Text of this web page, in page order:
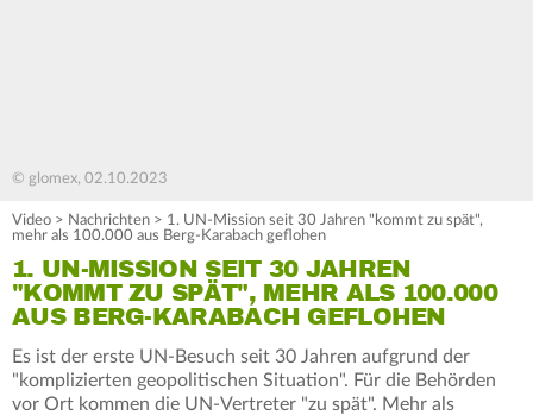
© glomex, 02.10.2023
Video > Nachrichten > 1. UN-Mission seit 30 Jahren "kommt zu spät",
mehr als 100.000 aus Berg-Karabach geflohen
1. UN-MISSION SEIT 30 JAHREN
"KOMMT ZU SPÄT", MEHR ALS 100.000
AUS BERG-KARABACH GEFLOHEN
Es ist der erste UN-Besuch seit 30 Jahren aufgrund der
"komplizierten geopolitischen Situation". Für die Behörden
vor Ort kommen die UN-Vertreter "zu spät". Mehr als